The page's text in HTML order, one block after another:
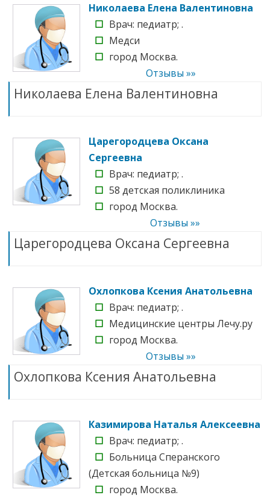
Николаева Елена Валентиновна
☐ Врач: педиатр; .
☐ Медси
☐ город Москва.
Отзывы »»
Николаева Елена Валентиновна
Царегородцева Оксана
Сергеевна
☐ Врач: педиатр; .
☐ 58 детская поликлиника
☐ город Москва.
Отзывы »»
Царегородцева Оксана Сергеевна
Охлопкова Ксения Анатольевна
☐ Врач: педиатр; .
☐ Медицинские центры Лечу.ру
☐ город Москва.
Отзывы »»
Охлопкова Ксения Анатольевна
Казимирова Наталья Алексеевна
☐ Врач: педиатр; .
☐ Больница Сперанского
(Детская больница №9)
☐ город Москва.